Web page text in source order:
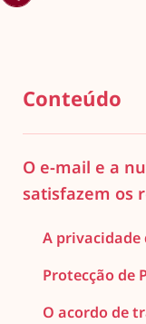
Conteúdo
O e-mail e a
satisfazem os
A privacidade
Protecção de
O acordo de